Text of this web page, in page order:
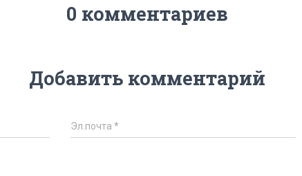
0 комментариев
Добавить комментарий
Эл.почта*